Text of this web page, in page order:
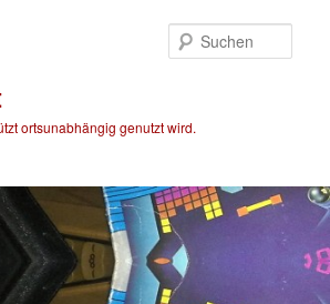
ortsunabhängig genutzt wird.